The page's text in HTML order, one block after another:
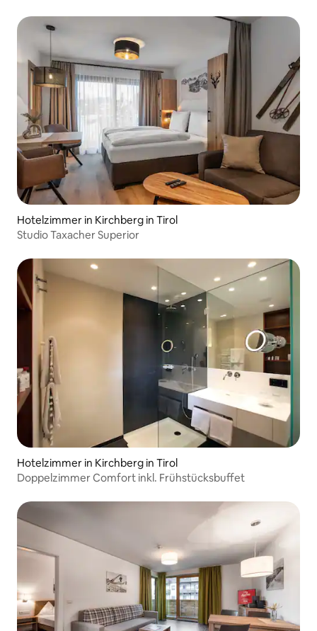
Hotelzimmer in Kirchberg in Tirol
Studio Taxacher Superior
Hotelzimmer in Kirchberg in Tirol
Doppelzimmer Comfort inkl. Frühstücksbuffet